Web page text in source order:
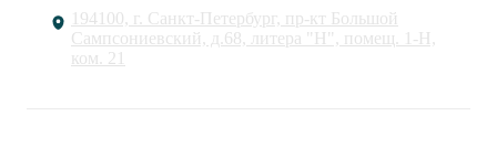
194100, г. Санкт-Петербург, пр-кт Большой
Сампсониевский, д.68, литера "Н", помещ. 1-Н,
ком. 21